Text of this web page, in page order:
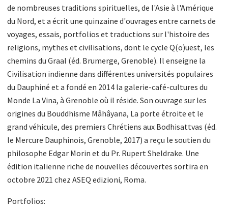
de nombreuses traditions spirituelles, de l'Asie à l'Amérique
du Nord, et a écrit une quinzaine d'ouvrages entre carnets de
voyages, essais, portfolios et traductions sur l'histoire des
religions, mythes et civilisations, dont le cycle Q(o)uest, les
chemins du Graal (éd. Brumerge, Grenoble). Il enseigne la
Civilisation indienne dans différentes universités populaires
du Dauphiné et a fondé en 2014 la galerie-café-cultures du
Monde La Vina, à Grenoble où il réside. Son ouvrage sur les
origines du Bouddhisme Mâhâyana, La porte étroite et le
grand véhicule, des premiers Chrétiens aux Bodhisattvas (éd.
le Mercure Dauphinois, Grenoble, 2017) a reçu le soutien du
philosophe Edgar Morin et du Pr. Rupert Sheldrake. Une
édition italienne riche de nouvelles découvertes sortira en
octobre 2021 chez ASEQ edizioni, Roma.
Portfolios: